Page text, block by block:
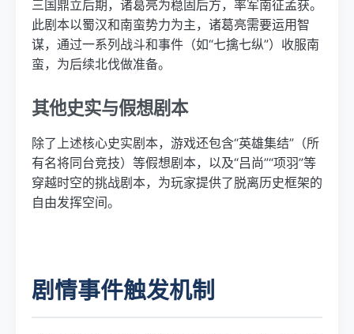
三国鼎立后期，诸葛亮为稳固后方，率军南征孟获。
此剧本以蜀汉和南蛮势力为主，诸葛亮需要运用智
谋，通过一系列战斗和事件（如“七擒七纵”）收服南
蛮，为后续北伐做准备。
其他史实与假想剧本
除了上述核心史实剧本，游戏还包含“英雄集结”（所
有名将同台竞技）等假想剧本，以及“吕尚”“项羽”等
穿越时空的挑战剧本，为玩家提供了脱离历史框架的
自由发挥空间。
剧情事件触发机制